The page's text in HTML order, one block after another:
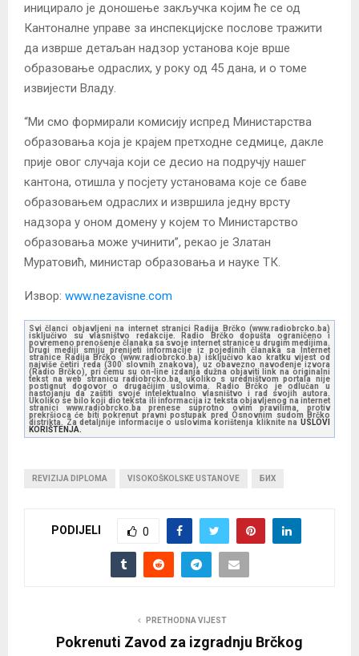
иницирало је доношење закључка којим ће се од
Кантоналне управе за инспекцијске послове тражити
да изврше детаљан надзор установа које врше
образовање одраслих, у року од 45 дана, и о томе
извијести Владу.
“Ми смо формирали комисију испред Министарства
образовања која је крајем претходне седмице, дакле
прије овог случаја који се десио на подручју нашег
кантона, отишла у посјету установама које се баве
образовањем одраслих и извршила једну врсту
надзора у оном домену у којем то Министарство
образовања може учинити”, рекао је Златан
Муратовић, министар образовања и науке ТК.
Извор: www.nezavisne.com
Svi članci objavljeni na internet stranici Radija Brčko (www.radiobrcko.ba)
isključivo su vlasništvo redakcije. Radio Brčko dopušta ograničeno i
povremeno prenošenje članaka sa svoje internet stranice u drugim medijima.
Drugi mediji smiju prenijeti informacije iz pojedinih članaka sa Internet
stranice Radija Brčko (www.radiobrcko.ba) isključivo kao kratku vijest od
najviše četiri reda (300 slovnih znakova), uz obavezno navođenje izvora
(Radio Brčko), pri čemu su on-line izdanja dužna objaviti link na originalni
tekst na web stranicu radiobrcko.ba, ukoliko s uredništvom portala nije
postignut dogovor o drugačijim uslovima. Radio Brčko je odlučan u
nastojanju da zaštiti svoje intelektualno vlasništvo i rad svojih autora.
Ukoliko se bilo koji dio teksta ili informacija iz teksta objavljenog na internet
stranici www.radiobrcko.ba prenese suprotno ovim pravilima, protiv
prekršioca će biti pokrenut pravni postupak pred Osnovnim sudom Brčko
distrikta. Za detaljnije informacije o uslovima korištenja kliknite na USLOVI
KORIŠTENJA.
REVIZIJA DIPLOMA VISOKOŠKOLSKE USTANOVE БИХ
PODIJELI 0
PRETHODNA VIJEST
Pokrenuti Zavod za izgradnju Brčkog